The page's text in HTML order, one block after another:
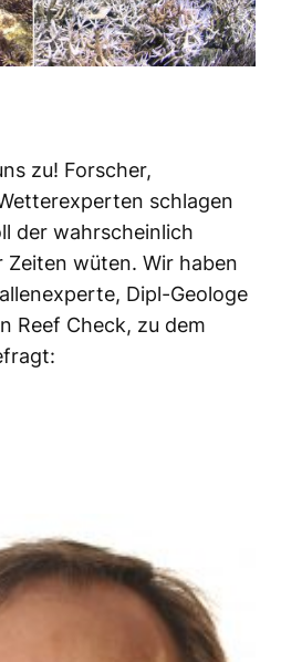
zu! Forscher,
schlagen
der wahrscheinlich
Zeiten wüten. Wir haben
Dipl-Geologe
Reef Check, zu dem